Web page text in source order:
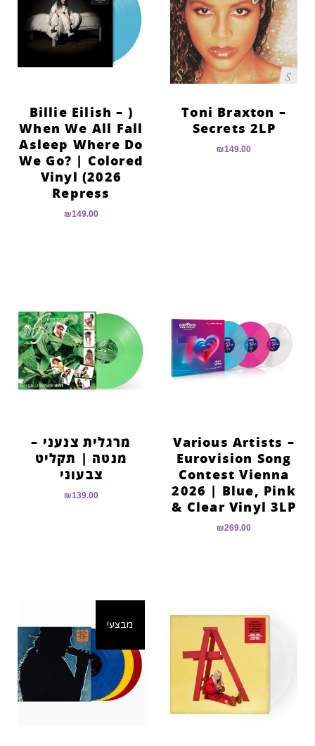
Toni Braxton –
Secrets 2LP
₪149.00
( Billie Eilish –
When We All Fall
Asleep Where Do
We Go? | Colored
Vinyl (2026
Repress
₪149.00
Various Artists –
Eurovision Song
Contest Vienna
2026 | Blue, Pink
& Clear Vinyl 3LP
₪269.00
מרגלית צנעני –
מנטה | תקליט
צבעוני
₪139.00
מבצע!